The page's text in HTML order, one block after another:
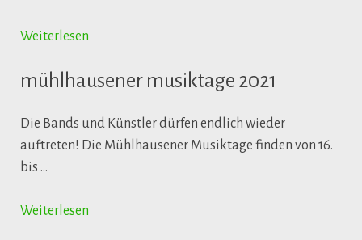
Weiterlesen
mühlhausener musiktage 2021
Die Bands und Künstler dürfen endlich wieder
auftreten! Die Mühlhausener Musiktage finden von 16.
bis …
Weiterlesen